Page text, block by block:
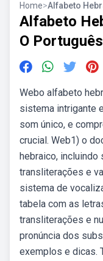
Home>Alfabeto
Alfabeto
O Português
Webo alfabeto
sistema intrigante
som único, e
crucial. Web1) o
hebraico, incluindo
transliterações e
sistema de
tabela com as
transliterações e
pronúncia dos
exemplos e dicas.